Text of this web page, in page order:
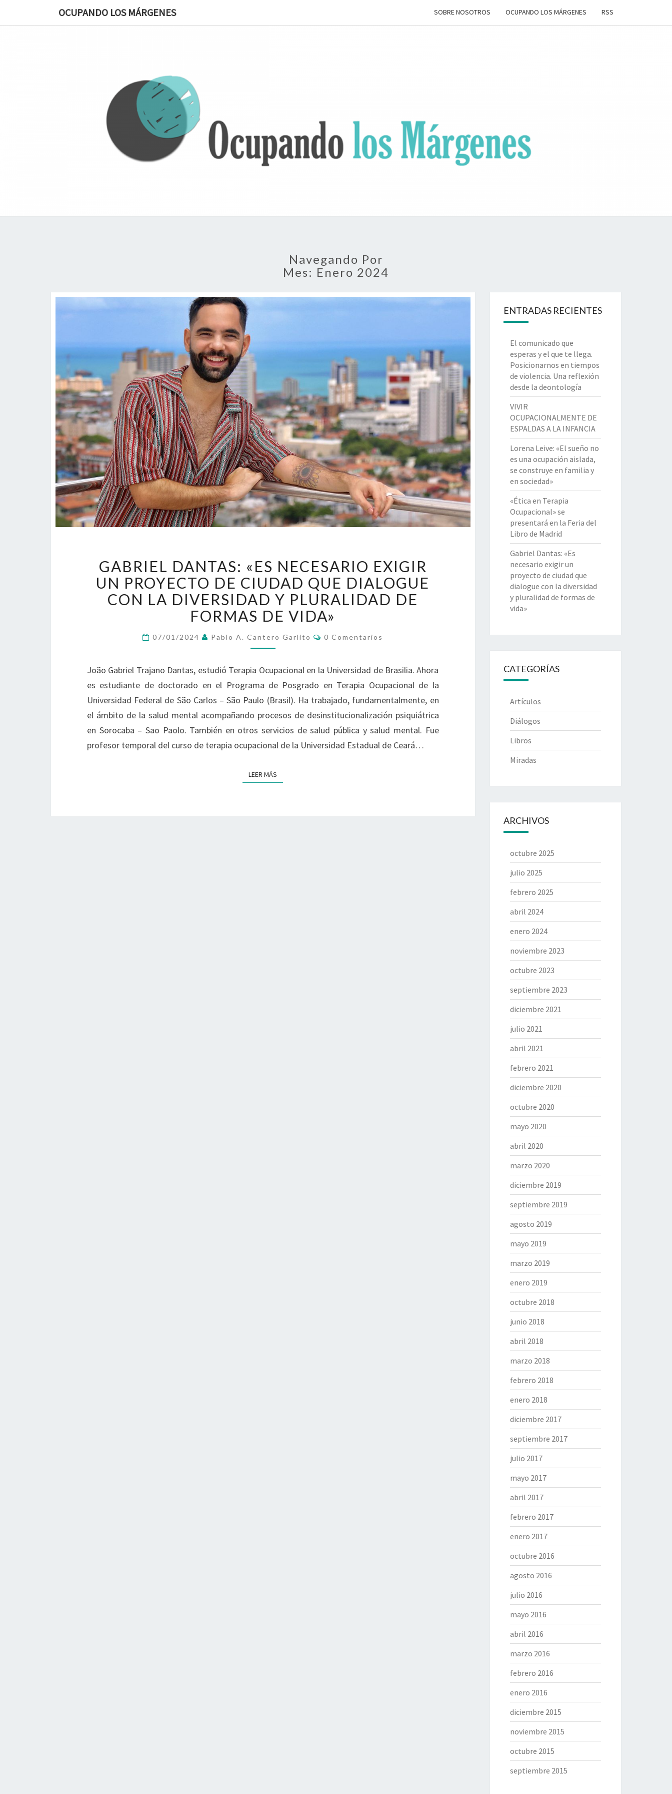
OCUPANDO LOS MÁRGENES SOBRE NOSOTROS OCUPANDO LOS MÁRGENES RSS
OCUPANDO
LOS
MÁRGENES
Terapia
Ocupacional
Desde Los
Márgenes
Navegando Por
Mes: Enero 2024
DANTAS:
«ES
NECESARIO
EXIGIR
UN
DE
QUE
DIALOGUE
CON
LA
DIVERSIDAD
Y
PLURALIDAD
DE
GABRIEL DANTAS: «ES NECESARIO EXIGIR
UN PROYECTO DE CIUDAD QUE DIALOGUE
CON LA DIVERSIDAD Y PLURALIDAD DE
FORMAS DE VIDA»
07/01/2024 Pablo A. Cantero Garlito Comentarios
0 Comentarios
João Gabriel Trajano Dantas, estudió Terapia Ocupacional en la Universidad de Brasilia. Ahora
es estudiante de doctorado en el Programa de Posgrado en Terapia Ocupacional de la
Universidad Federal de São Carlos – São Paulo (Brasil). Ha trabajado, fundamentalmente, en
el ámbito de la salud mental acompañando procesos de desinstitucionalización psiquiátrica
en Sorocaba – Sao Paolo. También en otros servicios de salud pública y salud mental. Fue
profesor temporal del curso de terapia ocupacional de la Universidad Estadual de Ceará…
LEER MÁS
ENTRADAS RECIENTES
El comunicado que
esperas y el que te llega.
Posicionarnos en tiempos
de violencia. Una reflexión
desde la deontología
VIVIR
OCUPACIONALMENTE DE
ESPALDAS A LA INFANCIA
Lorena Leive: «El sueño no
es una ocupación aislada,
se construye en familia y
en sociedad»
«Ética en Terapia
Ocupacional» se
presentará en la Feria del
Libro de Madrid
Gabriel Dantas: «Es
necesario exigir un
proyecto de ciudad que
dialogue con la diversidad
y pluralidad de formas de
vida»
CATEGORÍAS
Artículos
Diálogos
Libros
Miradas
ARCHIVOS
octubre 2025
julio 2025
febrero 2025
abril 2024
enero 2024
noviembre 2023
octubre 2023
septiembre 2023
diciembre 2021
julio 2021
abril 2021
febrero 2021
diciembre 2020
octubre 2020
mayo 2020
abril 2020
marzo 2020
diciembre 2019
septiembre 2019
agosto 2019
mayo 2019
marzo 2019
enero 2019
octubre 2018
junio 2018
abril 2018
marzo 2018
febrero 2018
enero 2018
diciembre 2017
septiembre 2017
julio 2017
mayo 2017
abril 2017
febrero 2017
enero 2017
octubre 2016
agosto 2016
julio 2016
mayo 2016
abril 2016
marzo 2016
febrero 2016
enero 2016
diciembre 2015
noviembre 2015
octubre 2015
septiembre 2015